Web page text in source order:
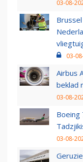
03-08-
03-
Airbus
beklad
03-08-
Boeing
03-08-